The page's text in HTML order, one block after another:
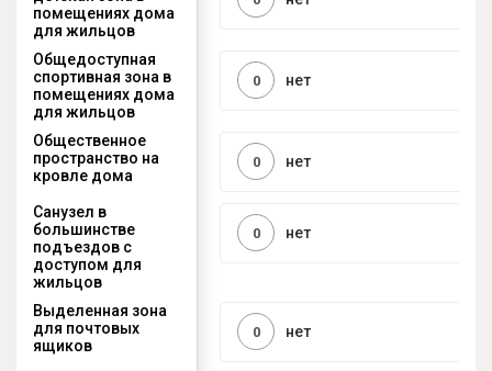
помещениях дома
для жильцов
Общедоступная
спортивная зона в
помещениях дома
для жильцов
нет
0
Общественное
пространство на
кровле дома
нет
0
Санузел в
большинстве
подъездов с
доступом для
жильцов
нет
0
Выделенная зона
для почтовых
ящиков
нет
0